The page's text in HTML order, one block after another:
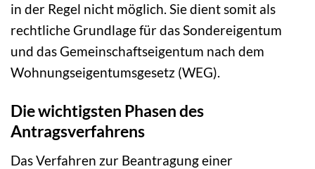
in der Regel nicht möglich. Sie dient somit als
rechtliche Grundlage für das Sondereigentum
und das Gemeinschaftseigentum nach dem
Wohnungseigentumsgesetz (WEG).
Die wichtigsten Phasen des
Antragsverfahrens
Das Verfahren zur Beantragung einer